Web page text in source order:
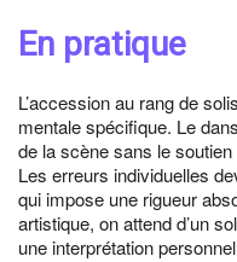
En pratique
L’accession au rang de
mentale spécifique. Le
de la scène sans le
Les erreurs individuelles
qui impose une rigueur
artistique, on attend d’un
une interprétation